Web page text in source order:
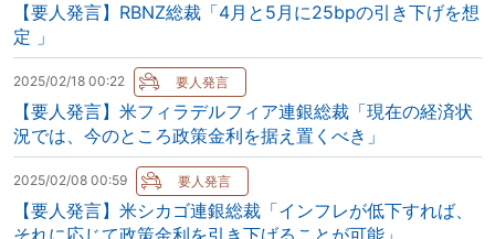
【要人発言】RBNZ総裁「4月と5月に25bpの引き下げを想
定 」
2025/02/18 00:22
【要人発言】米フィラデルフィア連銀総裁「現在の経済状
況では、今のところ政策金利を据え置くべき」
2025/02/08 00:59
【要人発言】米シカゴ連銀総裁「インフレが低下すれば、
それに応じて政策金利を引き下げることが可能」